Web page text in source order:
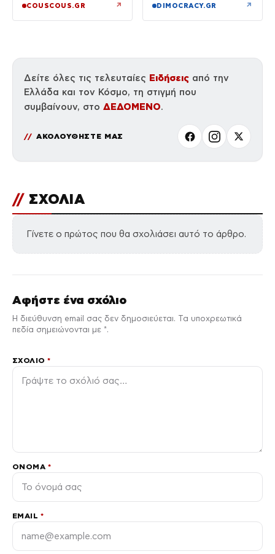
COUSCOUS.GR ↗ DIMOCRACY.GR ↗
Δείτε όλες τις τελευταίες Ειδήσεις από την
Ελλάδα και τον Κόσμο, τη στιγμή που
συμβαίνουν, στο ΔΕΔΟΜΕΝΟ.
ΑΚΟΛΟΥΘΗΣΤΕ ΜΑΣ
// ΣΧΟΛΙΑ
Γίνετε ο πρώτος που θα σχολιάσει αυτό το άρθρο.
Αφήστε ένα σχόλιο
Η διεύθυνση email σας δεν δημοσιεύεται. Τα υποχρεωτικά
πεδία σημειώνονται με *.
ΣΧΌΛΙΟ*
ΌΝΟΜΑ *
EMAIL *